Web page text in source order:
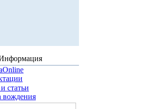
статьи
вождения